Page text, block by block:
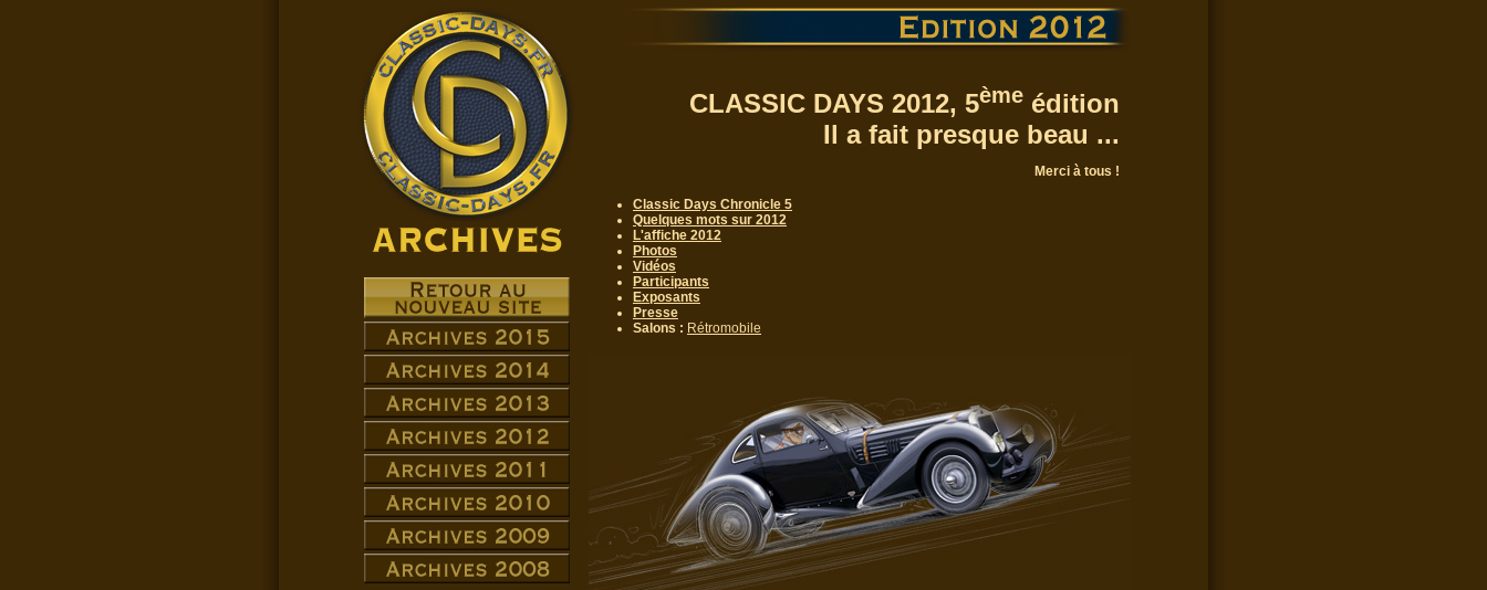
CLASSIC DAYS 2012, 5ème édition
Il a fait presque beau ...
Merci à tous !
Classic Days Chronicle 5
Quelques mots sur 2012
L'affiche 2012
Photos
Vidéos
Participants
Exposants
Presse
Salons : Rétromobile